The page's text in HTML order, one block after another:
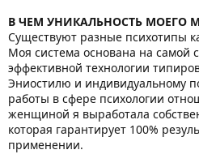
В ЧЕМ УНИКАЛЬНОСТЬ МОЕГО
Существуют разные психотипы
Моя система основана на самой
эффективной технологии
Эниостилю и индивидуальному
работы в сфере психологии
женщиной я выработала
которая гарантирует 100%
применении.